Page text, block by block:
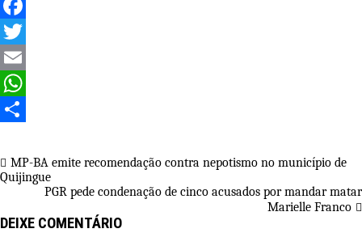
Facebook
Twitter
Email
WhatsApp
Navegação
de
MP-BA emite recomendação contra nepotismo no município de
Quijingue
PGR pede condenação de cinco acusados por mandar matar
Marielle Franco
DEIXE COMENTÁRIO